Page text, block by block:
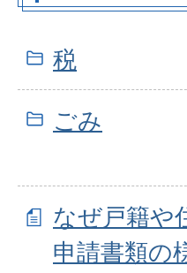
税
ごみ
なぜ戸籍や
申請書類の